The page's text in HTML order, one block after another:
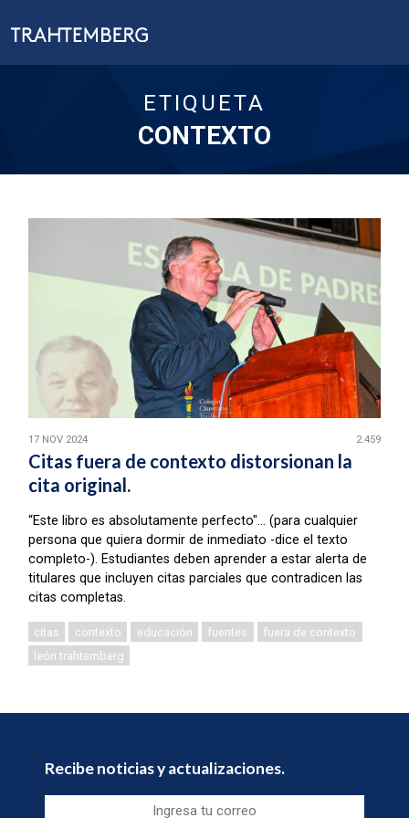
ETIQUETA
CONTEXTO
17 NOV 2024 2.459
Citas fuera de contexto distorsionan la
cita original.
“Este libro es absolutamente perfecto"… (para cualquier
persona que quiera dormir de inmediato -dice el texto
completo-). Estudiantes deben aprender a estar alerta de
titulares que incluyen citas parciales que contradicen las
citas completas.
citas contexto educación fuentes
fuera de contexto
león trahtemberg
Recibe noticias y actualizaciones.